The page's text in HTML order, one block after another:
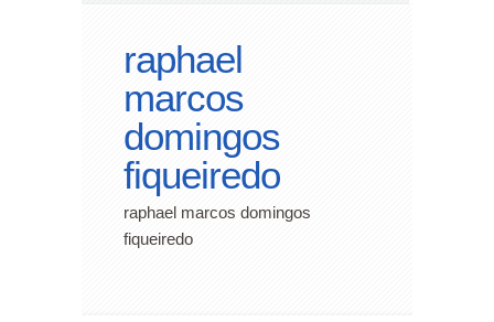
raphael
marcos
domingos
fiqueiredo
raphael marcos domingos
fiqueiredo